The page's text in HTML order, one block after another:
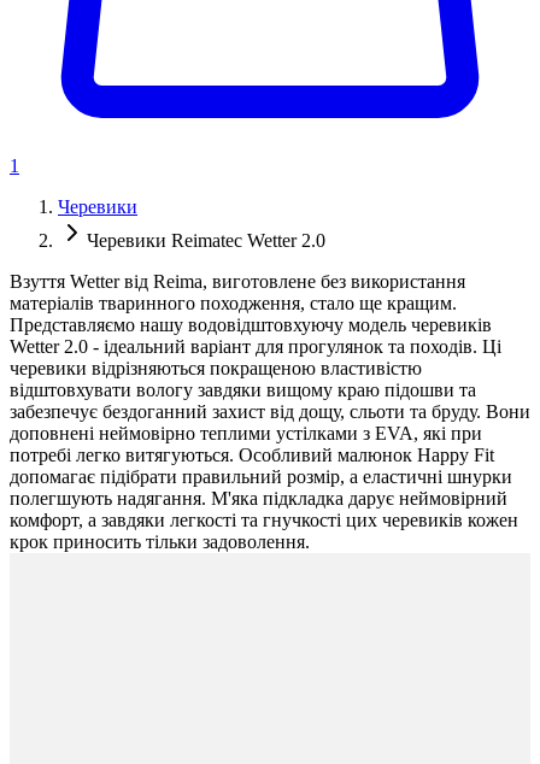
1
Черевики
Черевики Reimatec Wetter 2.0
Взуття Wetter від Reima, виготовлене без використання
матеріалів тваринного походження, стало ще кращим.
Представляємо нашу водовідштовхуючу модель черевиків
Wetter 2.0 - ідеальний варіант для прогулянок та походів. Ці
черевики відрізняються покращеною властивістю
відштовхувати вологу завдяки вищому краю підошви та
забезпечує бездоганний захист від дощу, сльоти та бруду. Вони
доповнені неймовірно теплими устілками з EVA, які при
потребі легко витягуються. Особливий малюнок Happy Fit
допомагає підібрати правильний розмір, а еластичні шнурки
полегшують надягання. М'яка підкладка дарує неймовірний
комфорт, а завдяки легкості та гнучкості цих черевиків кожен
крок приносить тільки задоволення.